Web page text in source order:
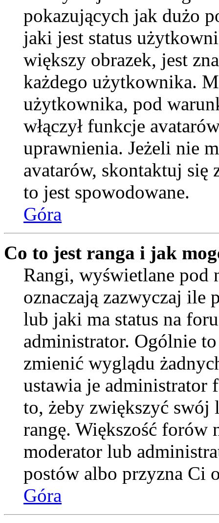
pokazujących jak dużo
jaki jest status
większy obrazek, jest
każdego użytkownika.
użytkownika, pod
włączył funkcje
uprawnienia. Jeżeli nie
avatarów, skontaktuj się
to jest spowodowane.
Góra
Co to jest ranga i jak
Rangi, wyświetlane
oznaczają zazwyczaj ile
lub jaki ma status na
administrator. Ogólnie
zmienić wyglądu
ustawia je administrator
to, żeby zwiększyć
rangę. Większość forów
moderator lub
postów albo przyzna Ci
Góra